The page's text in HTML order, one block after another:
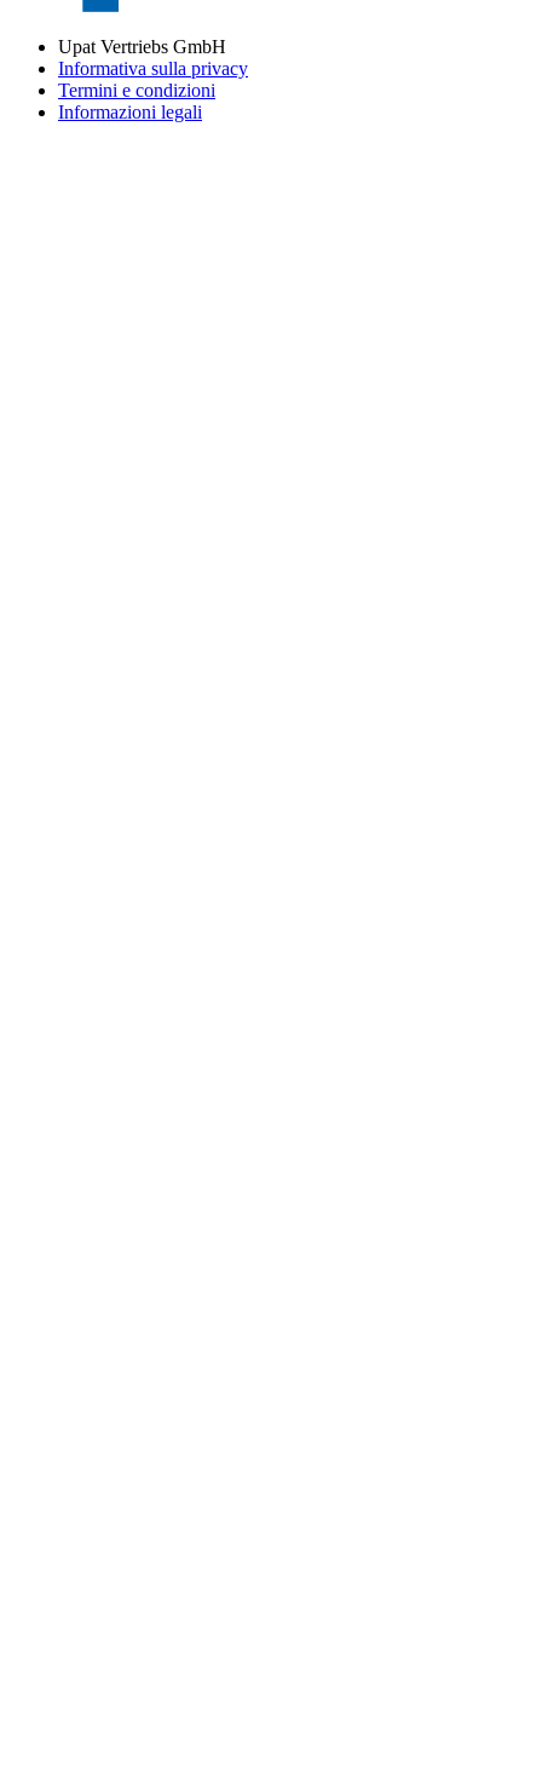
Upat Vertriebs GmbH
Informativa sulla privacy
Termini e condizioni
Informazioni legali